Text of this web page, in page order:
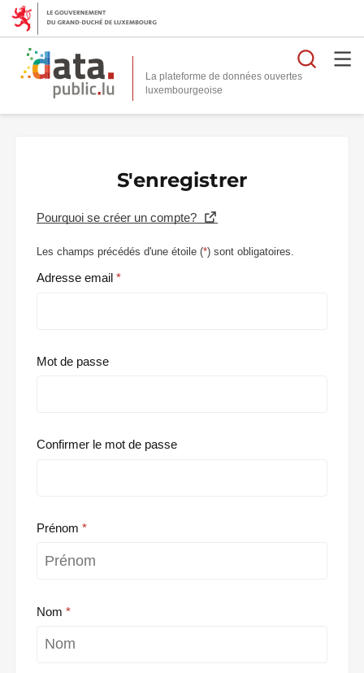
La plateforme de données ouvertes
S'enregistrer
Pourquoi se créer un compte?
Les champs précédés d'une étoile (*) sont obligatoires.
Adresse email
Mot de passe
Confirmer le mot de passe
Prénom
Nom